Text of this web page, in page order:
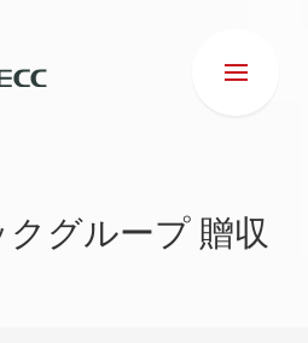
グループ 贈収